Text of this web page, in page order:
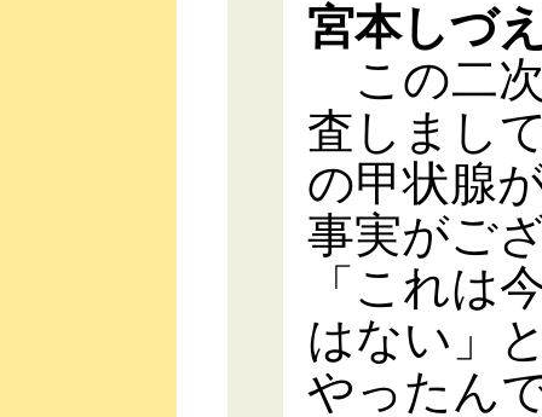
宮本しづ
この二
査しまし
の甲状腺
事実がご
「これは
はない」
やったん